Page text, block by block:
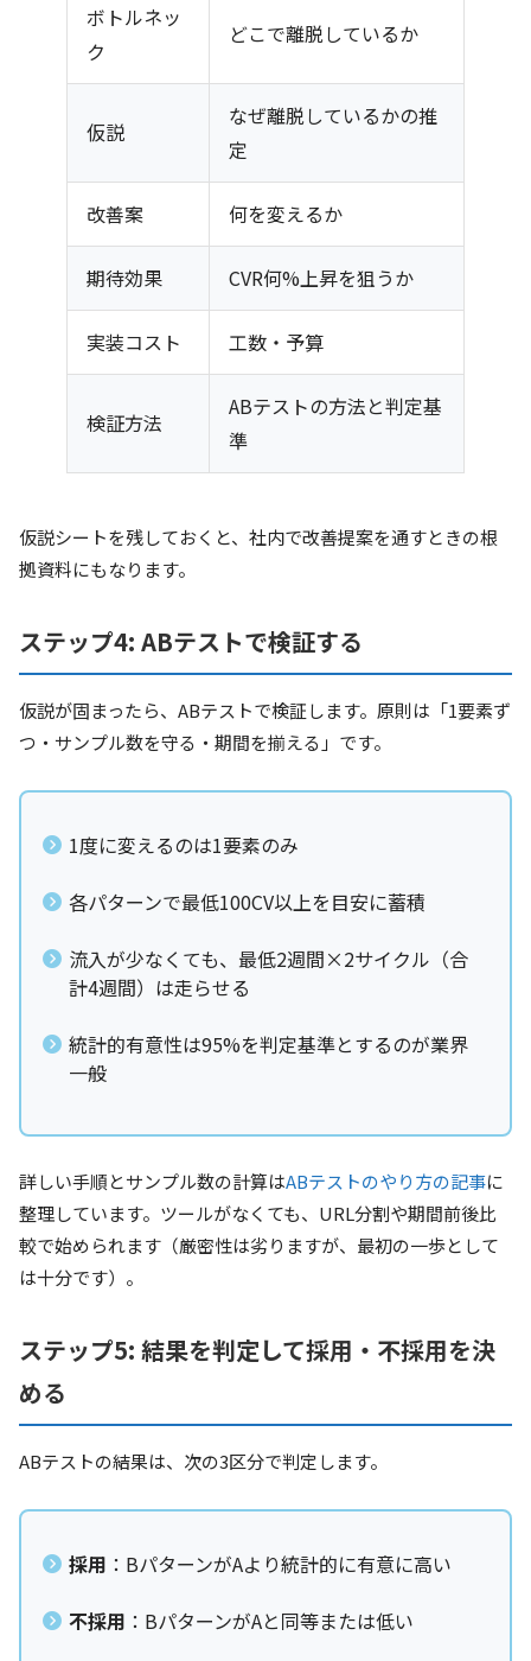
ボトルネッ
ク
どこで離脱しているか
仮説
なぜ離脱しているかの推
定
改善案 何を変えるか
期待効果 CVR何%上昇を狙うか
実装コスト 工数・予算
検証方法
ABテストの方法と判定基
準
仮説シートを残しておくと、社内で改善提案を通すときの根
拠資料にもなります。
ステップ4: ABテストで検証する
仮説が固まったら、ABテストで検証します。原則は「1要素ず
つ・サンプル数を守る・期間を揃える」です。
1度に変えるのは1要素のみ
各パターンで最低100CV以上を目安に蓄積
流入が少なくても、最低2週間×2サイクル（合
計4週間）は走らせる
統計的有意性は95%を判定基準とするのが業界
一般
詳しい手順とサンプル数の計算はABテストのやり方の記事に
整理しています。ツールがなくても、URL分割や期間前後比
較で始められます（厳密性は劣りますが、最初の一歩として
は十分です）。
ステップ5: 結果を判定して採用・不採用を決
める
ABテストの結果は、次の3区分で判定します。
採用 ：BパターンがAより統計的に有意に高い
不採用 ：BパターンがAと同等または低い